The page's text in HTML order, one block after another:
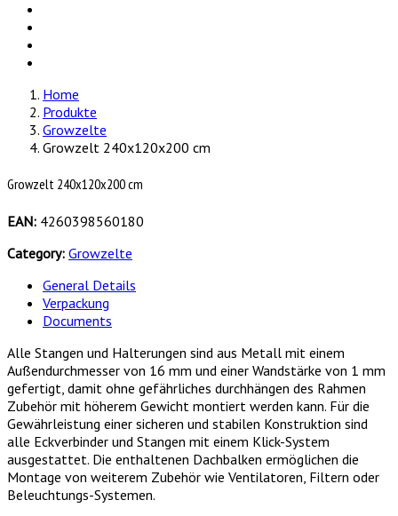
Home
Produkte
Growzelte
Growzelt 240x120x200 cm
Growzelt 240x120x200 cm
EAN: 4260398560180
Category: Growzelte
General Details
Verpackung
Documents
Alle Stangen und Halterungen sind aus Metall mit einem
Außendurchmesser von 16 mm und einer Wandstärke von 1 mm
gefertigt, damit ohne gefährliches durchhängen des Rahmen
Zubehör mit höherem Gewicht montiert werden kann. Für die
Gewährleistung einer sicheren und stabilen Konstruktion sind
alle Eckverbinder und Stangen mit einem Klick-System
ausgestattet. Die enthaltenen Dachbalken ermöglichen die
Montage von weiterem Zubehör wie Ventilatoren, Filtern oder
Beleuchtungs-Systemen.